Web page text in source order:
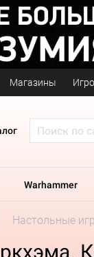
Магазины
Warhammer
Настольные